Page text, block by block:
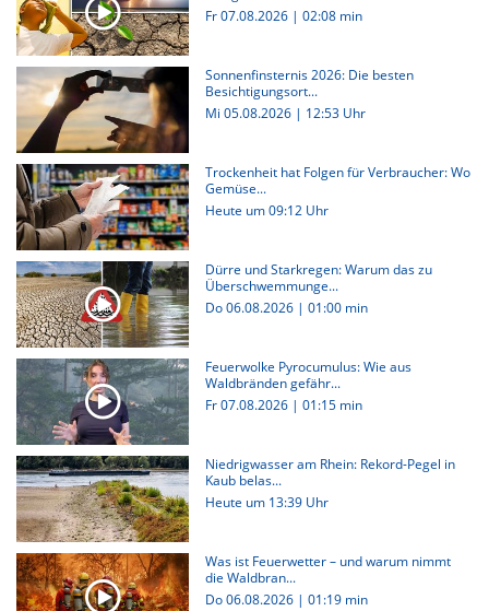
Fr 07.08.2026 |02:08 min
Sonnenfinsternis 2026: Die besten
Besichtigungsort...
Mi 05.08.2026 | 12:53 Uhr
Trockenheit hat Folgen für Verbraucher: Wo
Gemüse...
Heute um 09:12 Uhr
Dürre und Starkregen: Warum das zu
Überschwemmunge...
Do 06.08.2026 |01:00 min
Feuerwolke Pyrocumulus: Wie aus
Waldbränden gefähr...
Fr 07.08.2026 |01:15 min
Niedrigwasser am Rhein: Rekord-Pegel in
Kaub belas...
Heute um 13:39 Uhr
Was ist Feuerwetter – und warum nimmt
die Waldbran...
Do 06.08.2026 |01:19 min